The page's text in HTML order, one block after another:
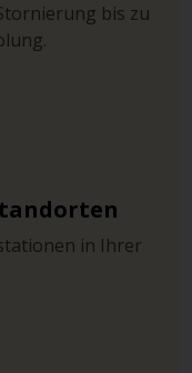
bis zu
in Ihrer